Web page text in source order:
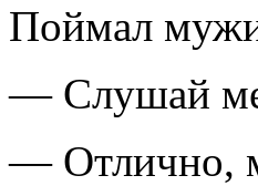
Поймал
— Слушай
— Отлично,